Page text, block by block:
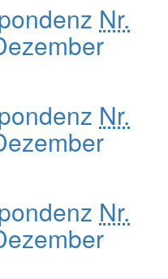
Nr.
Nr.
Nr.